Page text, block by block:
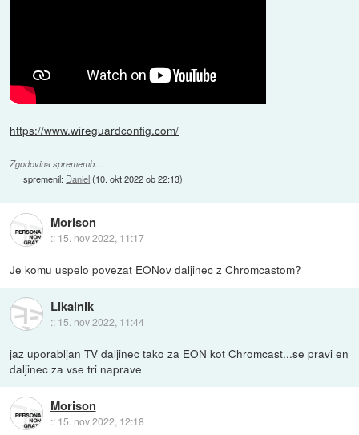
https://www.wireguardconfig.com/
Zgodovina sprememb…
spremenil: Daniel(10. okt 2022 ob 22:13)
Morison
:: 15. nov 2022, 11:17
Je komu uspelo povezat EONov daljinec z Chromcastom?
Likalnik
:: 15. nov 2022, 11:44
jaz uporabljan TV daljinec tako za EON kot Chromcast...se pravi en
daljinec za vse tri naprave
Morison
:: 15. nov 2022, 12:18